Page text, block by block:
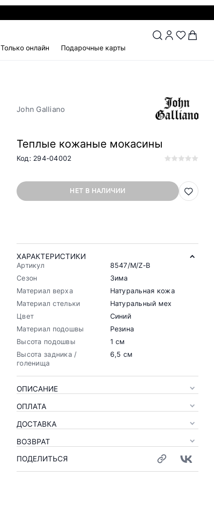
Только онлайн Подарочные карты
John Galliano
Теплые кожаные мокасины
Код: 294-04002
НЕТ В НАЛИЧИИ
ХАРАКТЕРИСТИКИ
Артикул
8547/M/Z-B
Сезон
Зима
Материал верха
Натуральная кожа
Материал стельки
Натуральный мех
Цвет
Синий
Материал подошвы
Резина
Высота подошвы
1 см
Высота задника /
голенища
6,5 см
ОПИСАНИЕ
ОПЛАТА
ДОСТАВКА
ВОЗВРАТ
ПОДЕЛИТЬСЯ